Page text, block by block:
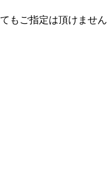
もご指定は頂けません